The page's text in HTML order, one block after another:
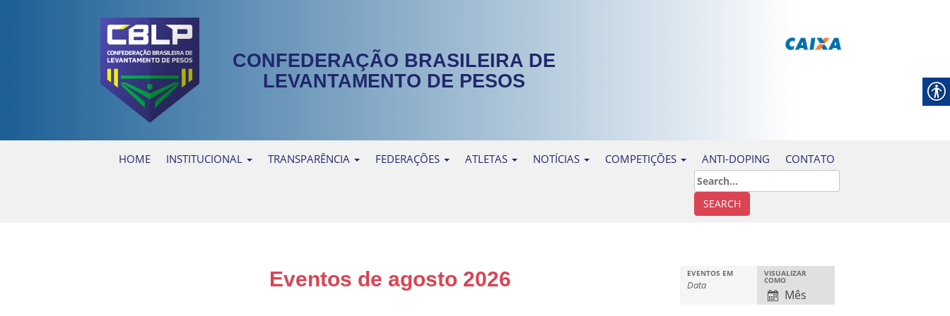
CONFEDERAÇÃO BRASILEIRA DE
LEVANTAMENTO DE PESOS
HOME INSTITUCIONAL TRANSPARÊNCIA FEDERAÇÕES ATLETAS NOTÍCIAS COMPETIÇÕES ANTI-DOPING CONTATO
N
v
VISUALIZAR
COMO
Mês
EVENTOS EM
Eventos de agosto 2026